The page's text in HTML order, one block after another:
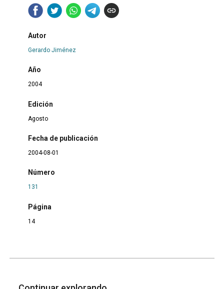
Autor
Gerardo Jiménez
Año
2004
Edición
Agosto
Fecha de publicación
2004-08-01
Número
131
Página
14